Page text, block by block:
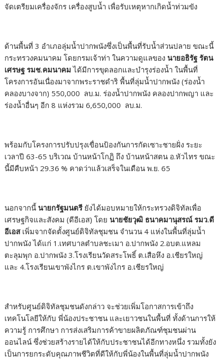
จัดเตรียมเครื่องจักร เครื่องสูบน้ำ เพื่อรับเหตุหากเกิดน้ำท่วมขัง
ด้านพื้นที่ 3 อำเภอลุ่มน้ำปากพนังซึ่งเป็นพื้นที่รับน้ำส่วนปลาย ขณะนี้
กระทรวงคมนาคม โดยกรมเจ้าท่า ในความดูแลของ นายอธิรัฐ รัตน
เศรษฐ รมช.คมนาคม ได้มีการขุดลอกและบำรุงร่องน้ำ ในพื้นที่
โครงการอันเนื่องมาจากพระราชดำริ พื้นที่ลุ่มน้ำปากพนัง (ร่องน้ำ
คลองบางจาก) 550,000 ลบ.ม. ร่องน้ำปากพนัง คลองปากพญา และ
ร่องน้ำอื่นๆ อีก 8 แห่งรวม 6,650,000 ลบ.ม.
พร้อมกับโครงการปรับปรุงเขื่อนป้องกันการกัดเซาะชายฝั่ง ระยะ
เวลาปี 63-65 บริเวณ บ้านหน้าโกฏิ ถึง บ้านหน้าสตน อ.หัวไทร ขณะ
นี้มีคืบหน้า 29.36 % คาดว่าแล้วเสร็จในเดือน พ.ย. 65
นอกจากนี้ นายกรัฐมนตรียังได้มอบหมายให้กระทรวงดิจิทัลเพื่อ
เศรษฐกิจและสังคม (ดีอีเอส) โดย นายชัยวุฒิ ธนาคมานุสรณ์ รมว.ดี
อีเอสเพิ่มจากจัดตั้งศูนย์ดิจิทัลชุมชน จำนวน 4 แห่งในพื้นที่ลุ่มน้ำ
ปากพนัง ได้แก่ 1.เทศบาลตำบลชะเมา อ.ปากพนัง 2.อบต.แหลม
ตะลุมพุก อ.ปากพนัง 3.โรงเรียนวัดสระโพธิ์ ต.เสือหึง อ.เชียรใหญ่
และ 4.โรงเรียนเขาพังไกร ต.เขาพังไกร อ.เชียรใหญ่
สำหรับศูนย์ดิจิทัลชุมชนดังกล่าว จะช่วยเพิ่มโอกาสการเข้าถึง
เทคโนโลยีให้กับ พี่น้องประชาชน และเยาวชนในพื้นที่ ทั้งด้านการให้
ความรู้ การศึกษา การส่งเสริมการค้าขายผลิตภัณฑ์ชุมชนผ่าน
ออนไลน์ ซึ่งช่วยสร้างรายได้ให้กับประชาชนได้อีกทางหนึ่ง รวมทั้งยัง
เป็นการยกระดับคุณภาพชีวิตที่ดีให้กับพี่น้องในพื้นที่ลุ่มน้ำปากพนัง